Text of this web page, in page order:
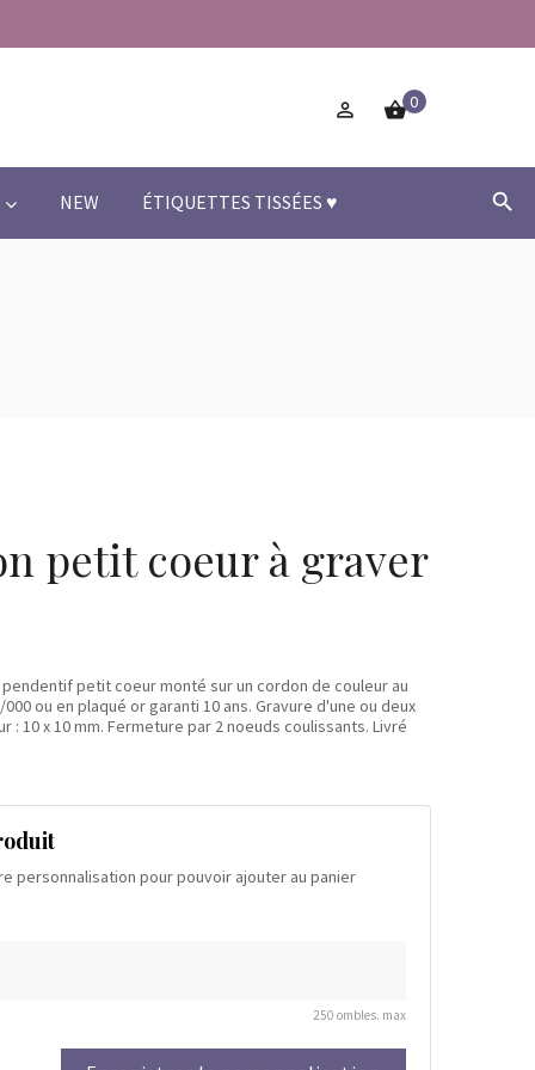
 0
NEW ÉTIQUETTES TISSÉES ♥ 
petit coeur à graver
petit coeur monté sur un cordon de couleur au
ou en plaqué or garanti 10 ans. Gravure d'une ou deux
: 10 x 10 mm. Fermeture par 2 noeuds coulissants. Livré
personnalisation pour pouvoir ajouter au panier
250 ombles. max